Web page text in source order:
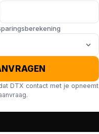
DTX contact met je opneemt